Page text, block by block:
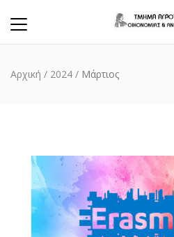
Αρχική / 2024 / Μάρτιος